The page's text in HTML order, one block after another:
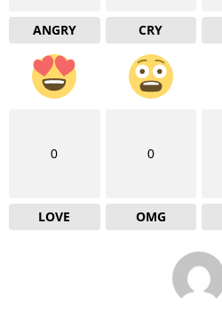
ANGRY CRY
0
LOVE
0
OMG